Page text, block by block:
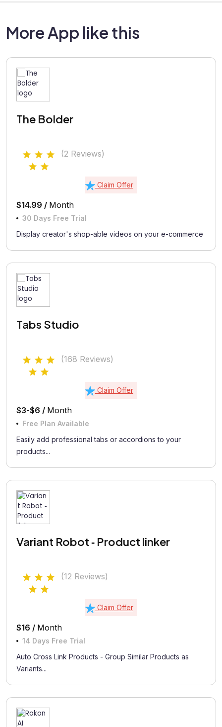
More App like this
The Bolder
(2 Reviews)
Claim Offer
$14.99 / Month
30 Days Free Trial
Display creator's shop-able videos on your e-commerce
Tabs Studio
(168 Reviews)
Claim Offer
$3-$6 / Month
Free Plan Available
Easily add professional tabs or accordions to your
products...
Variant Robot ‑ Product linker
(12 Reviews)
Claim Offer
$16 / Month
14 Days Free Trial
Auto Cross Link Products - Group Similar Products as
Variants...